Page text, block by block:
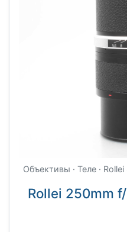
Объективы · Теле · Rollei
Rollei 250mm